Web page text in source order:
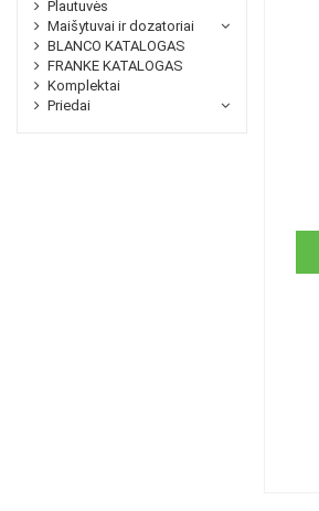
Plautuvės
Maišytuvai ir dozatoriai
BLANCO KATALOGAS
FRANKE KATALOGAS
Komplektai
Priedai